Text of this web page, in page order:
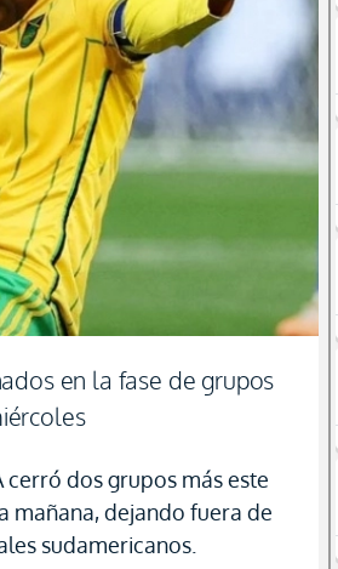
en la fase de grupos
cerró dos grupos más este
mañana, dejando fuera de
sudamericanos.